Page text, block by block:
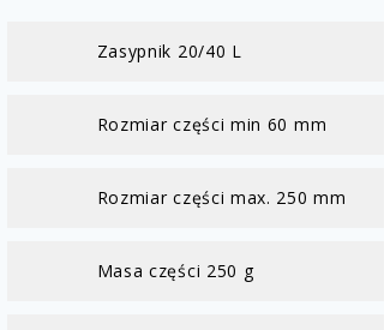
Zasypnik 20/40 L
Rozmiar części min 60 mm
Rozmiar części max. 250 mm
Masa części 250 g